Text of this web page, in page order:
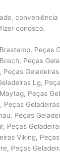
conosco.
Peças
Peças
Peças
Lg,
Peças
Peças
Peças
Peças
Viking,
Peças